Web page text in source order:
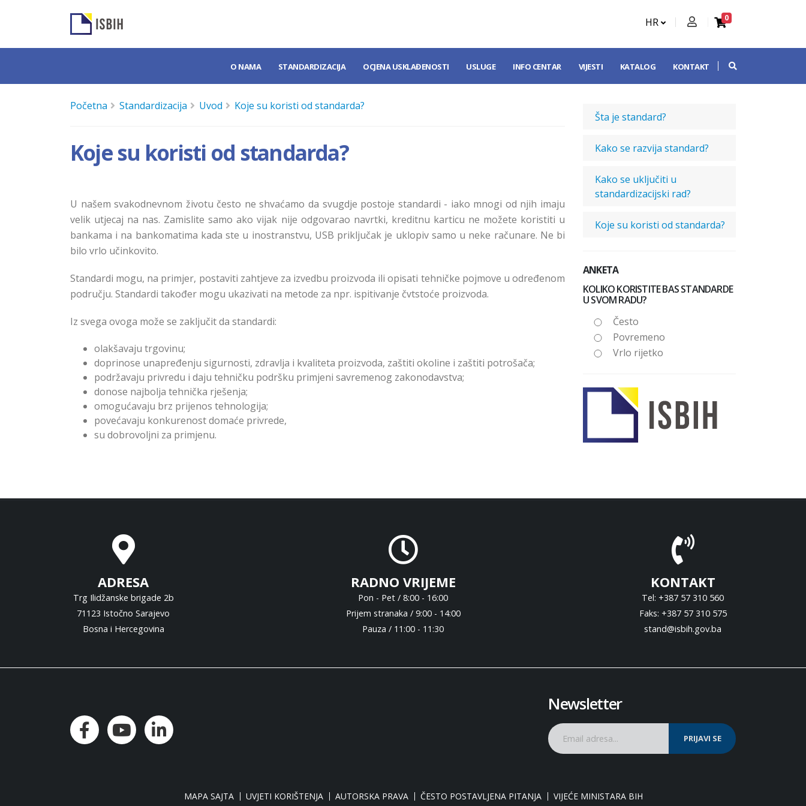
HR 0
O NAMA STANDARDIZACIJA OCJENA USKLAĐENOSTI USLUGE INFO CENTAR VIJESTI KATALOG KONTAKT
Početna Standardizacija Uvod Koje su koristi od standarda?
Koje su koristi od standarda?
U našem svakodnevnom životu često ne shvaćamo da svugdje postoje standardi - iako mnogi od njih imaju
velik utjecaj na nas. Zamislite samo ako vijak nije odgovarao navrtki, kreditnu karticu ne možete koristiti u
bankama i na bankomatima kada ste u inostranstvu, USB priključak je uklopiv samo u neke računare. Ne bi
bilo vrlo učinkovito.
Standardi mogu, na primjer, postaviti zahtjeve za izvedbu proizvoda ili opisati tehničke pojmove u određenom
području. Standardi također mogu ukazivati na metode za npr. ispitivanje čvtstoće proizvoda.
Iz svega ovoga može se zaključit da standardi:
olakšavaju trgovinu;
doprinose unapređenju sigurnosti, zdravlja i kvaliteta proizvoda, zaštiti okoline i zaštiti potrošača;
podržavaju privredu i daju tehničku podršku primjeni savremenog zakonodavstva;
donose najbolja tehnička rješenja;
omogućavaju brz prijenos tehnologija;
povećavaju konkurenost domaće privrede,
su dobrovoljni za primjenu.
Šta je standard?
Kako se razvija standard?
Kako se uključiti u
standardizacijski rad?
Koje su koristi od standarda?
ANKETA
KOLIKO KORISTITE BAS STANDARDE
U SVOM RADU?
Često
Povremeno
Vrlo rijetko
ADRESA
Trg Ilidžanske brigade 2b
71123 Istočno Sarajevo
Bosna i Hercegovina
RADNO VRIJEME
Pon - Pet / 8:00 - 16:00
Prijem stranaka / 9:00 - 14:00
Pauza / 11:00 - 11:30
KONTAKT
Tel: +387 57 310 560
Faks: +387 57 310 575
stand@isbih.gov.ba
Newsletter
PRIJAVI SE
MAPA SAJTA UVJETI KORIŠTENJA AUTORSKA PRAVA ČESTO POSTAVLJENA PITANJA VIJEĆE MINISTARA BIH